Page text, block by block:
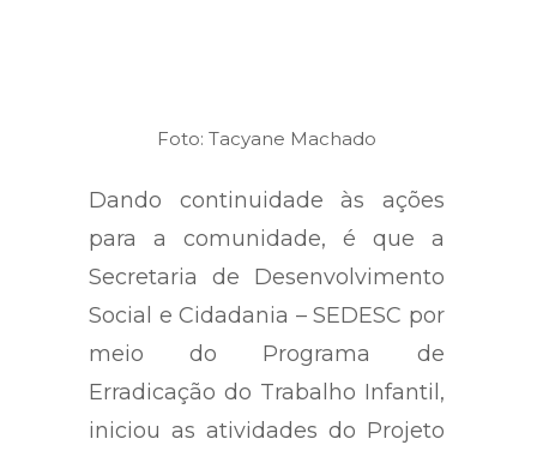
Foto: Tacyane Machado
Dando continuidade às ações
para a comunidade, é que a
Secretaria de Desenvolvimento
Social e Cidadania – SEDESC por
meio do Programa de
Erradicação do Trabalho Infantil,
iniciou as atividades do Projeto